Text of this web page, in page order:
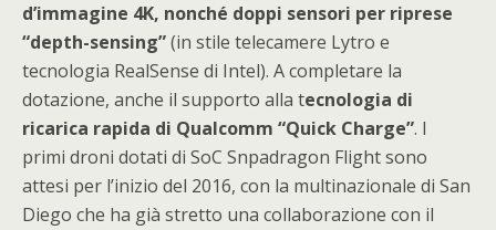
d’immagine 4K, nonché doppi sensori per riprese
“depth-sensing”(in stile telecamere Lytro e
tecnologia RealSense di Intel). A completare la
dotazione, anche il supporto alla tecnologia di
ricarica rapida di Qualcomm “Quick Charge”. I
primi droni dotati di SoC Snpadragon Flight sono
attesi per l’inizio del 2016, con la multinazionale di San
Diego che ha già stretto una collaborazione con il